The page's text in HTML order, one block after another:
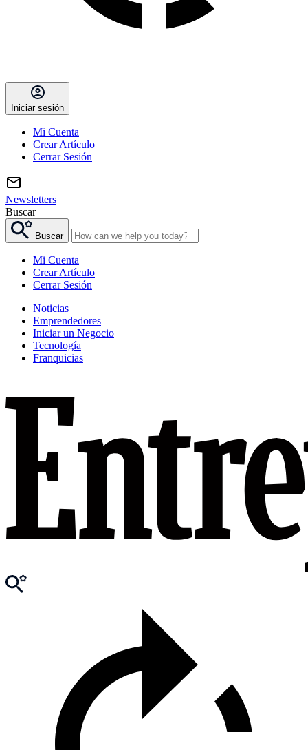
Iniciar sesión
Mi Cuenta
Crear Artículo
Cerrar Sesión
Newsletters
Buscar
Buscar
Mi Cuenta
Crear Artículo
Cerrar Sesión
Noticias
Emprendedores
Iniciar un Negocio
Tecnología
Franquicias